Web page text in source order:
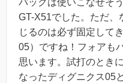
バックは使いこなせそ
GT-X51でした。ただ
じるのは必ず固定して
05）ですね！フォアも
思います。試打のとき
なったディグニクス05